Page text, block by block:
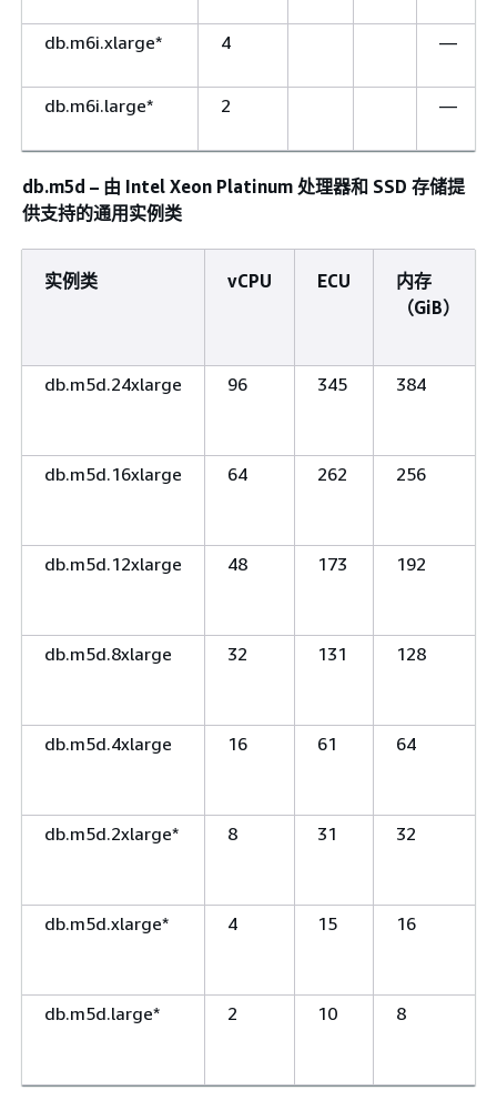
db.m6i.xlarge* 4 —
db.m6i.large* 2 —
db.m5d – 由 Intel Xeon Platinum 处理器和 SSD 存储提
供支持的通用实例类
实例类 vCPU ECU
内存
（GiB）
db.m5d.24xlarge 96 345 384
db.m5d.16xlarge 64 262 256
db.m5d.12xlarge 48 173 192
db.m5d.8xlarge 32 131 128
db.m5d.4xlarge 16 61 64
db.m5d.2xlarge* 8 31 32
db.m5d.xlarge* 4 15 16
db.m5d.large* 2 10 8